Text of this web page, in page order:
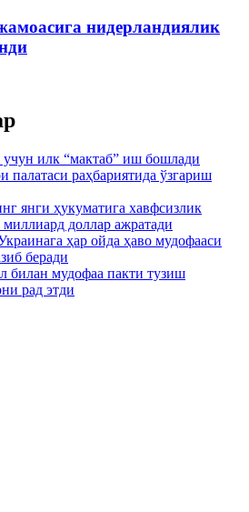
нидерландиялик
учун илк “мактаб” иш бошлади
палатаси раҳбариятида ўзгариш
янги ҳукуматига хавфсизлик
миллиард доллар ажратади
ҳар ойда ҳаво мудофааси
беради
билан мудофаа пакти тузиш
рад этди